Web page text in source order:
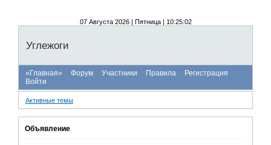
07 Августа 2026 | Пятница | 10:25:03
Углежоги
«Главная» Форум Участники Правила
Регистрация
Войти
Активные темы
Объявление